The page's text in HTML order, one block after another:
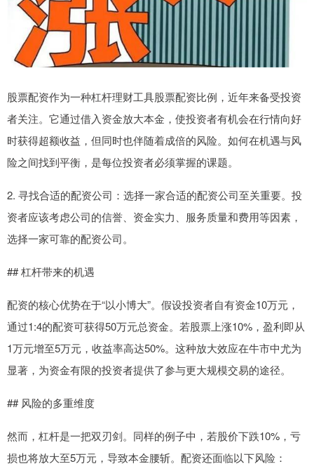
股票配资作为一种杠杆理财工具股票配资比例，近年来备受投资
者关注。它通过借入资金放大本金，使投资者有机会在行情向好
时获得超额收益，但同时也伴随着成倍的风险。如何在机遇与风
险之间找到平衡，是每位投资者必须掌握的课题。
2. 寻找合适的配资公司：选择一家合适的配资公司至关重要。投
资者应该考虑公司的信誉、资金实力、服务质量和费用等因素，
选择一家可靠的配资公司。
## 杠杆带来的机遇
配资的核心优势在于“以小博大”。假设投资者自有资金10万元，
通过1:4的配资可获得50万元总资金。若股票上涨10%，盈利即从
1万元增至5万元，收益率高达50%。这种放大效应在牛市中尤为
显著，为资金有限的投资者提供了参与更大规模交易的途径。
## 风险的多重维度
然而，杠杆是一把双刃剑。同样的例子中，若股价下跌10%，亏
损也将放大至5万元，导致本金腰斩。配资还面临以下风险：